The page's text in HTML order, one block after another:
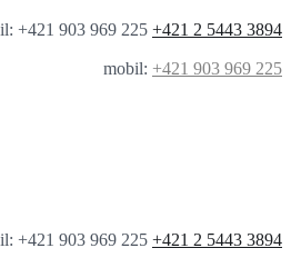
+421 903 969 225 +421 2 5443 3894
mobil: +421 903 969 225
+421 903 969 225 +421 2 5443 3894